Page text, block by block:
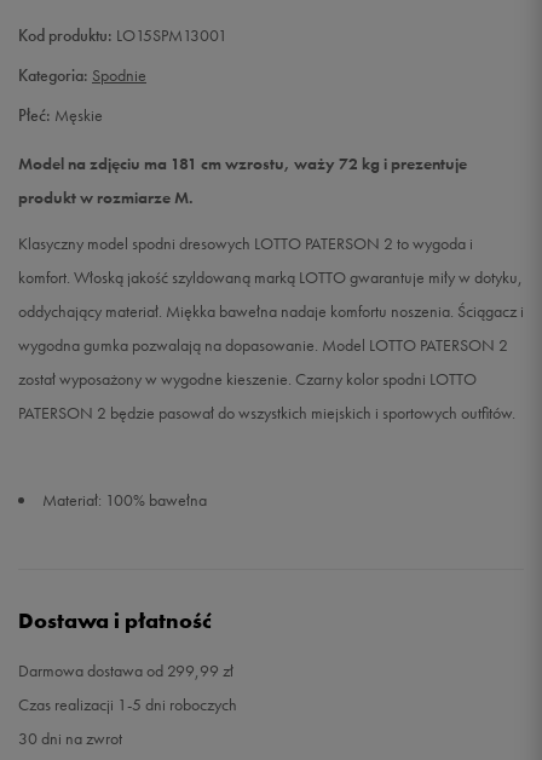
XXL Powiadom o dostępności
Kod produktu: LO15SPM13001
Kategoria: Spodnie
Płeć: Męskie
Model na zdjęciu ma 181 cm wzrostu, waży 72 kg i prezentuje
produkt w rozmiarze M.
Klasyczny model spodni dresowych LOTTO PATERSON 2 to wygoda i
komfort. Włoską jakość szyldowaną marką LOTTO gwarantuje miły w dotyku,
oddychający materiał. Miękka bawełna nadaje komfortu noszenia. Ściągacz i
wygodna gumka pozwalają na dopasowanie. Model LOTTO PATERSON 2
został wyposażony w wygodne kieszenie. Czarny kolor spodni LOTTO
PATERSON 2 będzie pasował do wszystkich miejskich i sportowych outfitów.
Materiał: 100% bawełna
Dostawa i płatność
Darmowa dostawa od 299,99 zł
Czas realizacji 1-5 dni roboczych
30 dni na zwrot